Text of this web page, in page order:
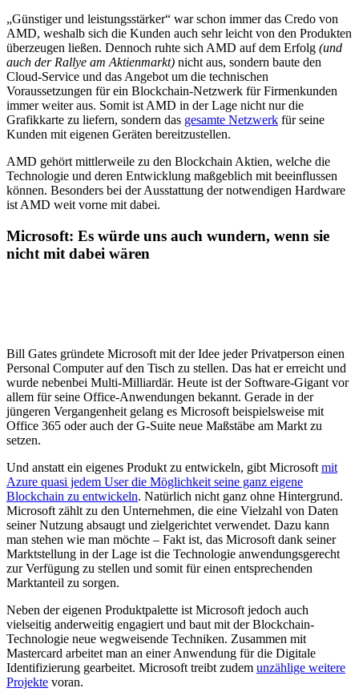
„Günstiger und leistungsstärker“ war schon immer das Credo von
AMD, weshalb sich die Kunden auch sehr leicht von den Produkten
überzeugen ließen. Dennoch ruhte sich AMD auf dem Erfolg (und
auch der Rallye am Aktienmarkt) nicht aus, sondern baute den
Cloud-Service und das Angebot um die technischen
Voraussetzungen für ein Blockchain-Netzwerk für Firmenkunden
immer weiter aus. Somit ist AMD in der Lage nicht nur die
Grafikkarte zu liefern, sondern das gesamte Netzwerk für seine
Kunden mit eigenen Geräten bereitzustellen.
AMD gehört mittlerweile zu den Blockchain Aktien, welche die
Technologie und deren Entwicklung maßgeblich mit beeinflussen
können. Besonders bei der Ausstattung der notwendigen Hardware
ist AMD weit vorne mit dabei.
Microsoft: Es würde uns auch wundern, wenn sie
nicht mit dabei wären
Bill Gates gründete Microsoft mit der Idee jeder Privatperson einen
Personal Computer auf den Tisch zu stellen. Das hat er erreicht und
wurde nebenbei Multi-Milliardär. Heute ist der Software-Gigant vor
allem für seine Office-Anwendungen bekannt. Gerade in der
jüngeren Vergangenheit gelang es Microsoft beispielsweise mit
Office 365 oder auch der G-Suite neue Maßstäbe am Markt zu
setzen.
Und anstatt ein eigenes Produkt zu entwickeln, gibt Microsoft mit
Azure quasi jedem User die Möglichkeit seine ganz eigene
Blockchain zu entwickeln. Natürlich nicht ganz ohne Hintergrund.
Microsoft zählt zu den Unternehmen, die eine Vielzahl von Daten
seiner Nutzung absaugt und zielgerichtet verwendet. Dazu kann
man stehen wie man möchte – Fakt ist, das Microsoft dank seiner
Marktstellung in der Lage ist die Technologie anwendungsgerecht
zur Verfügung zu stellen und somit für einen entsprechenden
Marktanteil zu sorgen.
Neben der eigenen Produktpalette ist Microsoft jedoch auch
vielseitig anderweitig engagiert und baut mit der Blockchain-
Technologie neue wegweisende Techniken. Zusammen mit
Mastercard arbeitet man an einer Anwendung für die Digitale
Identifizierung gearbeitet. Microsoft treibt zudem unzählige weitere
Projekte voran.